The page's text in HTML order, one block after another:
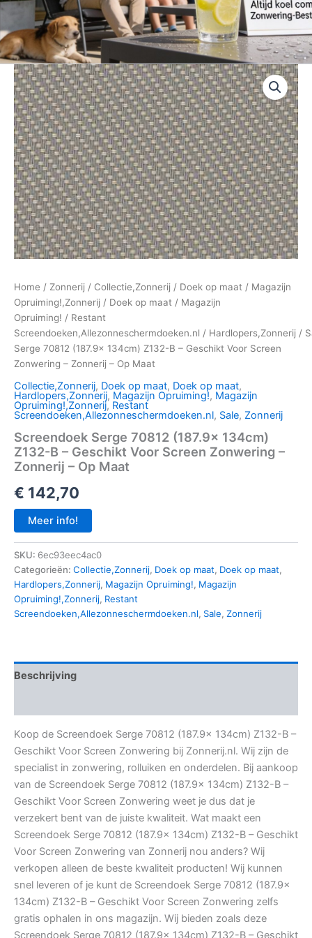
Home / Zonnerij / Collectie,Zonnerij / Doek op maat / Magazijn
Opruiming!,Zonnerij / Doek op maat / Magazijn
Opruiming! / Restant
Screendoeken,Allezonneschermdoeken.nl / Hardlopers,Zonnerij /
Serge 70812 (187.9x 134cm) Z132-B – Geschikt Voor Screen
Zonwering – Zonnerij – Op Maat
Collectie,Zonnerij, Doek op maat, Doek op maat,
Hardlopers,Zonnerij, Magazijn Opruiming!, Magazijn
Opruiming!,Zonnerij, Restant
Screendoeken,Allezonneschermdoeken.nl, Sale, Zonnerij
Screendoek Serge 70812 (187.9x 134cm)
Z132-B – Geschikt Voor Screen Zonwering –
Zonnerij – Op Maat
€ 142,70
Meer info!
SKU: 6ec93eec4ac0
Categorieën: Collectie,Zonnerij, Doek op maat, Doek op maat,
Hardlopers,Zonnerij, Magazijn Opruiming!, Magazijn
Opruiming!,Zonnerij, Restant
Screendoeken,Allezonneschermdoeken.nl, Sale, Zonnerij
Beschrijving
Koop de Screendoek Serge 70812 (187.9x 134cm) Z132-B –
Geschikt Voor Screen Zonwering bij Zonnerij.nl. Wij zijn de
specialist in zonwering, rolluiken en onderdelen. Bij aankoop
van de Screendoek Serge 70812 (187.9x 134cm) Z132-B –
Geschikt Voor Screen Zonwering weet je dus dat je
verzekert bent van de juiste kwaliteit. Wat maakt een
Screendoek Serge 70812 (187.9x 134cm) Z132-B – Geschikt
Voor Screen Zonwering van Zonnerij nou anders? Wij
verkopen alleen de beste kwaliteit producten! Wij kunnen
snel leveren of je kunt de Screendoek Serge 70812 (187.9x
134cm) Z132-B – Geschikt Voor Screen Zonwering zelfs
gratis ophalen in ons magazijn. Wij bieden zoals deze
Screendoek Serge 70812 (187.9x 134cm) Z132-B – Geschikt